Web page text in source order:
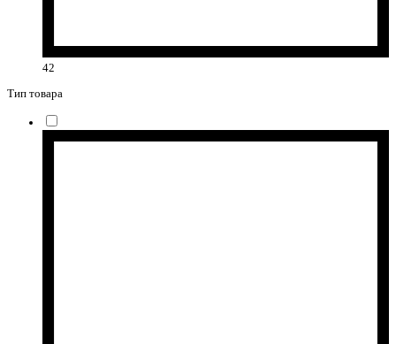
42
Тип товара